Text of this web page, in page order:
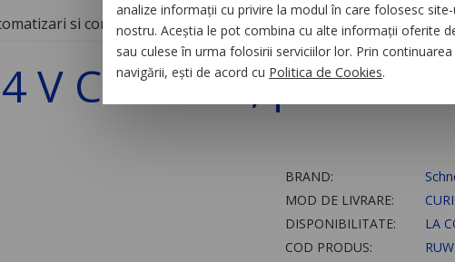
si control industrial Relee
V C.A./C.C., pentru
BRAND:
MOD DE LIVRARE:
DISPONIBILITATE:
LA
COD PRODUS:
analize informații cu privire la modul în care folosesc site-
nostru. Aceștia le pot combina cu alte informații oferite
sau culese în urma folosirii serviciilor lor. Prin continuarea
navigării, ești de acord cu Politica de Cookies.